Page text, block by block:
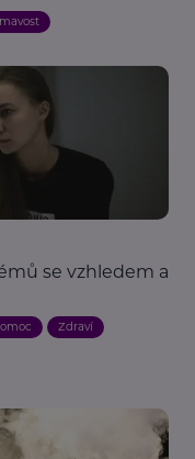
se vzhledem a
Zdraví